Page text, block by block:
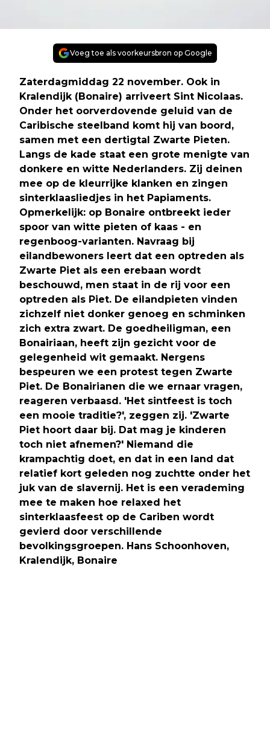
Voeg toe als voorkeursbron op Google
Zaterdagmiddag 22 november. Ook in
Kralendijk (Bonaire) arriveert Sint Nicolaas.
Onder het oorverdovende geluid van de
Caribische steelband komt hij van boord,
samen met een dertigtal Zwarte Pieten.
Langs de kade staat een grote menigte van
donkere en witte Nederlanders. Zij deinen
mee op de kleurrijke klanken en zingen
sinterklaasliedjes in het Papiaments.
Opmerkelijk: op Bonaire ontbreekt ieder
spoor van witte pieten of kaas - en
regenboog-varianten. Navraag bij
eilandbewoners leert dat een optreden als
Zwarte Piet als een erebaan wordt
beschouwd, men staat in de rij voor een
optreden als Piet. De eilandpieten vinden
zichzelf niet donker genoeg en schminken
zich extra zwart. De goedheiligman, een
Bonairiaan, heeft zijn gezicht voor de
gelegenheid wit gemaakt. Nergens
bespeuren we een protest tegen Zwarte
Piet. De Bonairianen die we ernaar vragen,
reageren verbaasd. 'Het sintfeest is toch
een mooie traditie?', zeggen zij. 'Zwarte
Piet hoort daar bij. Dat mag je kinderen
toch niet afnemen?' Niemand die
krampachtig doet, en dat in een land dat
relatief kort geleden nog zuchtte onder het
juk van de slavernij. Het is een verademing
mee te maken hoe relaxed het
sinterklaasfeest op de Cariben wordt
gevierd door verschillende
bevolkingsgroepen. Hans Schoonhoven,
Kralendijk, Bonaire